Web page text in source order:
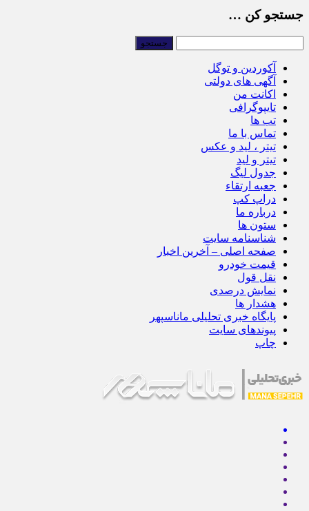
جستجو کن …
آکوردین و توگل
آگهی های دولتی
اکانت من
تایپوگرافی
تب ها
تماس با ما
تیتر ، لید و عکس
تیتر و لید
جدول لیگ
جعبه ارتقاء
دراپ کپ
درباره ما
ستون ها
شناسنامه سایت
صفحه اصلی – آخرین اخبار
قیمت خودرو
نقل قول
نمایش درصدی
هشدار ها
پایگاه خبری تحلیلی ماناسپهر
پیوندهای سایت
چاپ